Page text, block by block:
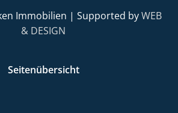
Immobilien | Supported byWEB
& DESIGN
Seitenübersicht